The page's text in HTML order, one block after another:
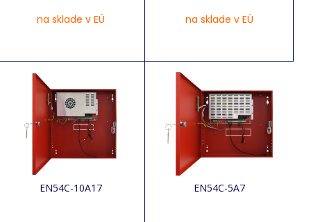
na sklade v EÚ na sklade v EÚ
EN54C-10A17 EN54C-5A7